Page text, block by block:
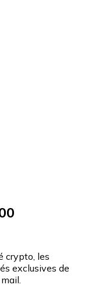
crypto, les
exclusives de